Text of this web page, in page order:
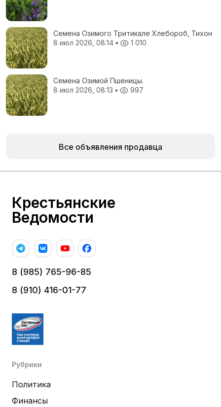
Семена Озимого Тритикале Хлебороб, Тихон
8 июл 2026, 08:14 • 1 010
Семена Озимой Пшеницы.
8 июл 2026, 08:13 • 997
Все объявления продавца
Крестьянские
Ведомости
8 (985) 765-96-85
8 (910) 416-01-77
Рубрики
Политика
Финансы